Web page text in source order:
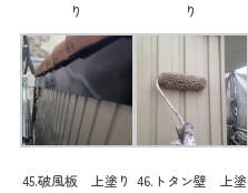
り
り
45.破風板 上塗り 46.トタン壁 上塗